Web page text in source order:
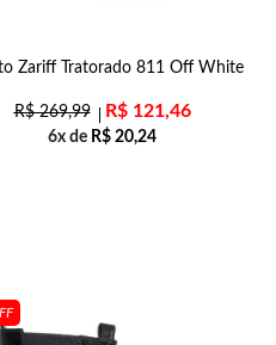
Zariff Tratorado 811 Off White
R$269,99 R$121,46
6x de R$ 20,24